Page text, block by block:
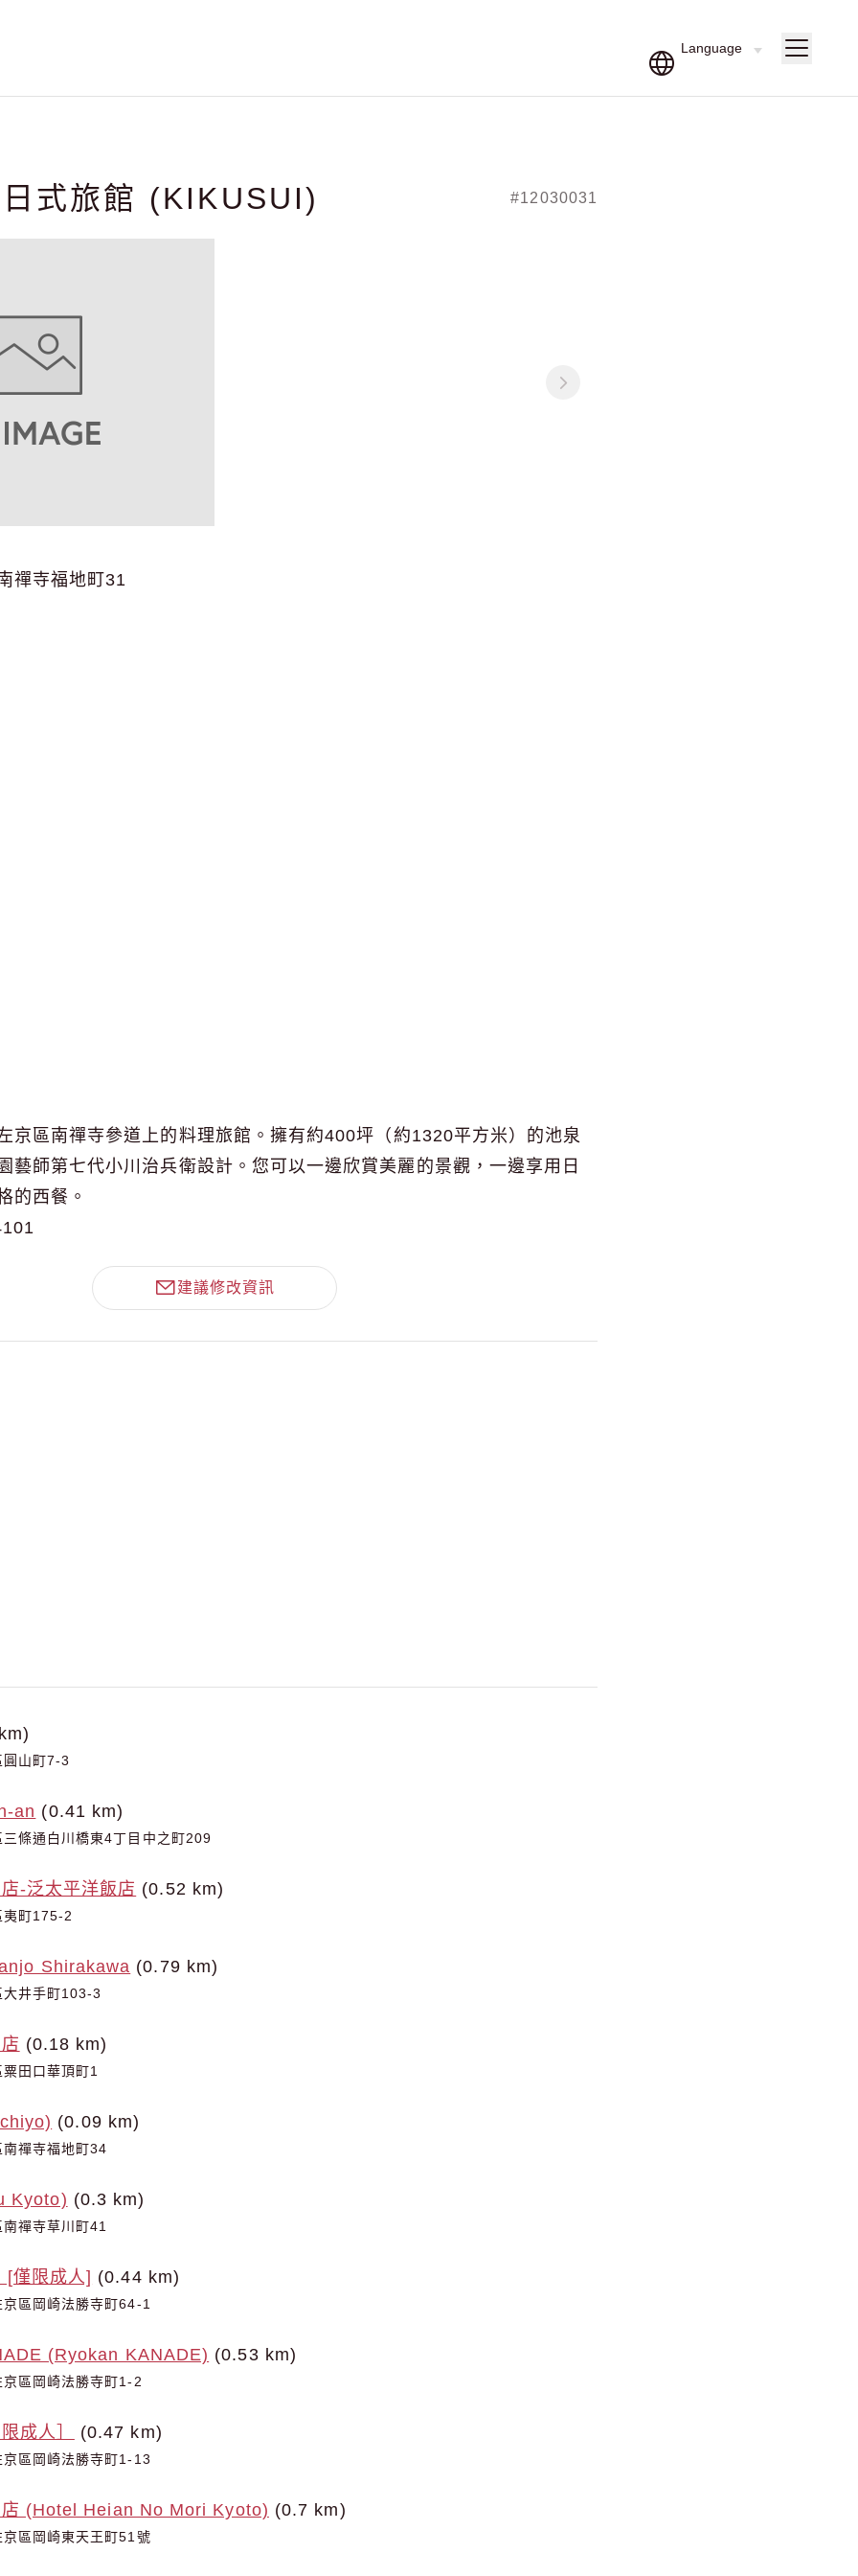
式旅館 (KIKUSUI) #12030031
禪寺福地町31
京區南禪寺參道上的料理旅館。擁有約400坪（約1320平方米）的池泉
藝師第七代小川治兵衛設計。您可以一邊欣賞美麗的景觀，一邊享用日
的西餐。
建議修改資訊
圓山町7-3
an (0.41 km)
條通白川橋東4丁目中之町209
-泛太平洋飯店 (0.52 km)
夷町175-2
Shirakawa (0.79 km)
井手町103-3
(0.18 km)
田口華頂町1
(0.09 km)
禪寺福地町34
Kyoto) (0.3 km)
禪寺草川町41
[僅限成人] (0.44 km)
區岡崎法勝寺町64-1
(Ryokan KANADE) (0.53 km)
區岡崎法勝寺町1-2
成人］ (0.47 km)
區岡崎法勝寺町1-13
(Hotel Heian No Mori Kyoto) (0.7 km)
區岡崎東天王町51號